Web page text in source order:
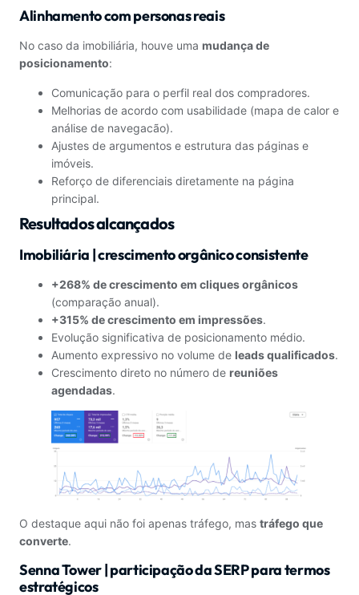
Alinhamento com personas reais
No caso da imobiliária, houve uma mudança de
posicionamento:
Comunicação para o perfil real dos compradores.
Melhorias de acordo com usabilidade (mapa de calor e
análise de navegacão).
Ajustes de argumentos e estrutura das páginas e
imóveis.
Reforço de diferenciais diretamente na página
principal.
Resultados alcançados
Imobiliária | crescimento orgânico consistente
+268% de crescimento em cliques orgânicos
(comparação anual).
+315% de crescimento em impressões.
Evolução significativa de posicionamento médio.
Aumento expressivo no volume de leads qualificados.
Crescimento direto no número de reuniões
agendadas.
O destaque aqui não foi apenas tráfego, mas tráfego que
converte.
Senna Tower | participação da SERP para termos
estratégicos